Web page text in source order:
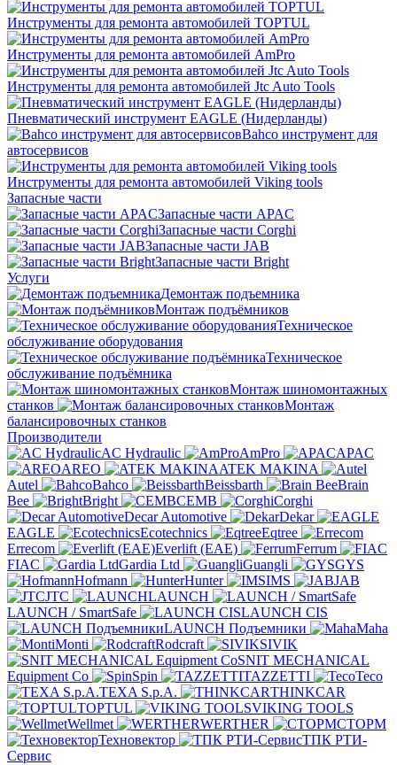
Инструменты для ремонта автомобилей TOPTUL
Инструменты для ремонта автомобилей AmPro
Инструменты для ремонта автомобилей Jtc Auto Tools
Пневматический инструмент EAGLE (Нидерланды)
Bahco инструмент для
автосервисов
Инструменты для ремонта автомобилей Viking tools
Запасные части
Запасные части APAC
Запасные части Corghi
Запасные части JAB
Запасные части Bright
Услуги
Демонтаж подъемника
Монтаж подъёмников
Техническое
обслуживание оборудования
Техническое
обслуживание подъёмника
Монтаж шиномонтажных
станков
Монтаж
балансировочных станков
Производители
AC Hydraulic
AmPro
APAC
AREO
ATEK MAKINA
Autel
Bahco Beissbarth
Brain
Bee
Bright CEMB
Corghi
Decar Automotive
Dekar
EAGLE
Ecotechnics
Eqtree
Errecom
Everlift (EAE)
Ferrum
FIAC
Gardia Ltd Guangli
GYS
Hofmann
Hunter IMS
JAB
JTC
LAUNCH
LAUNCH / SmartSafe
LAUNCH CIS
LAUNCH Подъемники
Maha
Monti
Rodcraft
SIVIK
SNIT MECHANICAL
Equipment Co
Spin TAZZETTI
Teco
TEXA S.p.A.
THINKCAR
TOPTUL
VIKING TOOLS
Wellmet
WERTHER
СТОРМ
Техновектор
ТПК РТИ-
Сервис